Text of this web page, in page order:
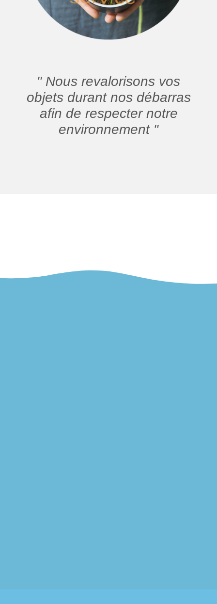
" Nous revalorisons vos
objets durant nos débarras
afin de respecter notre
environnement "